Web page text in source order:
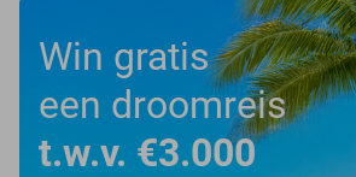
Win gratis
een droomreis
t.w.v. €3.000